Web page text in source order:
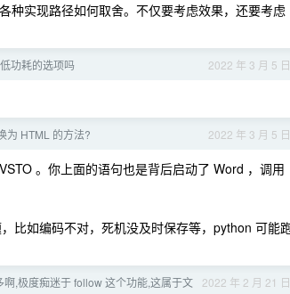
种实现路径如何取舍。不仅要考虑效果，还要考虑
2022 年 3 月 5 日
功耗的选项吗
2022 年 3 月 5 日
为 HTML 的方法?
。你上面的语句也是背后启动了 Word ，调用
比如编码不对，死机没及时保存等，python 可能
2022 年 2 月 21 日
,极度痴迷于 follow 这个功能,这属于文